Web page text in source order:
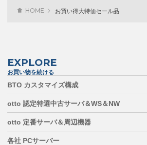
HOME お買い得大特価セール品
EXPLORE
お買い物を続ける
BTO カスタマイズ構成
otto 認定特選中古サーバ＆WS＆NW
otto 定番サーバ＆周辺機器
各社 PCサーバー